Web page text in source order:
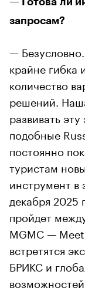
запросам?
—
крайне гибка
количество
решений.
развивать
подобные
постоянно
туристам
инструмент в
декабря 2025
пройдет
MGMC —
встретятся
БРИКС и